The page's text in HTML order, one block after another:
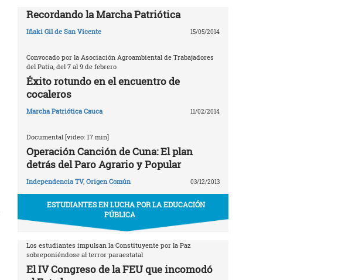
Recordando la Marcha Patriótica
Iñaki Gil de San Vicente 15/05/2014
Convocado por la Asociación Agroambiental de Trabajadores
del Patía, del 7 al 9 de febrero
Éxito rotundo en el encuentro de
cocaleros
Marcha Patriótica Cauca 11/02/2014
Documental [video: 17 min]
Operación Canción de Cuna: El plan
detrás del Paro Agrario y Popular
Independencia TV, Origen Común 03/12/2013
ESTUDIANTES EN LUCHA POR LA EDUCACIÓN
PÚBLICA
Los estudiantes impulsan la Constituyente por la Paz
sobreponiéndose al terror paraestatal
El IV Congreso de la FEU que incomodó